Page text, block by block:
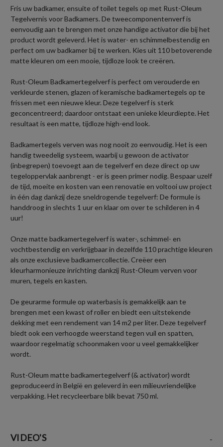
Fris uw badkamer, ensuite of toilet tegels op met Rust-Oleum
Tegelvernis voor Badkamers. De tweecomponentenverf is
eenvoudig aan te brengen met onze handige activator die bij het
product wordt geleverd. Het is water- en schimmelbestendig en
perfect om uw badkamer bij te werken. Kies uit 110 betoverende
matte kleuren om een mooie, tijdloze look te creëren.
Rust-Oleum Badkamertegelverf is perfect om verouderde en
verkleurde stenen, glazen of keramische badkamertegels op te
frissen met een nieuwe kleur. Deze tegelverf is sterk
geconcentreerd; daardoor ontstaat een unieke kleurdiepte. Het
resultaat is een matte, tijdloze high-end look.
Badkamertegels verven was nog nooit zo eenvoudig. Het is een
handig tweedelig systeem, waarbij u gewoon de activator
(inbegrepen) toevoegt aan de tegelverf en deze direct op uw
tegeloppervlak aanbrengt - er is geen primer nodig. Bespaar uzelf
de tijd, moeite en kosten van een renovatie en voltooi uw project
in één dag dankzij deze sneldrogende tegelverf: De formule is
handdroog in slechts 1 uur en klaar om over te schilderen in 4
uur!
Onze matte badkamertegelverf is water-, schimmel- en
vochtbestendig en verkrijgbaar in dezelfde 110 prachtige kleuren
als onze exclusieve badkamercollectie. Creëer een
kleurharmonieuze inrichting dankzij Rust-Oleum verven voor
muren, tegels en kasten.
De geurarme formule op waterbasis is gemakkelijk aan te
brengen met een kwast of roller en biedt een uitstekende
dekking met een rendement van 14 m2 per liter. Deze tegelverf
biedt ook een verhoogde weerstand tegen vuil en spatten,
waardoor regelmatig schoonmaken voor u veel gemakkelijker
wordt.
Rust-Oleum matte badkamertegelverf (& activator) wordt
geproduceerd in België en geleverd in een milieuvriendelijke
verpakking. Het recycleerbare blik bevat 750 ml.
VIDEO'S -